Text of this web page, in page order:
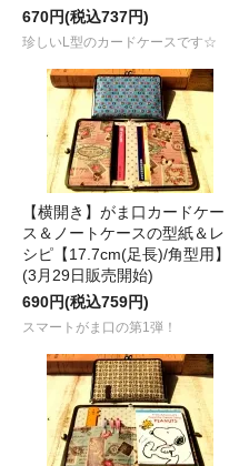
670円(税込737円)
珍しいL型のカードケースです☆
【横開き】がま口カードケー
ス＆ノートケースの型紙＆レ
シピ【17.7cm(足長)/角型用】
(3月29日販売開始)
690円(税込759円)
スマートがま口の第1弾！